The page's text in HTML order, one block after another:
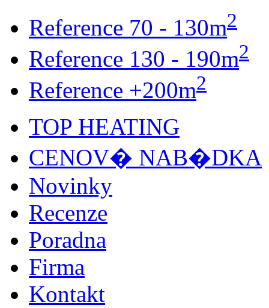
Reference 70 - 130m2
Reference 130 - 190m2
Reference +200m2
TOP HEATING
CENOV� NAB�DKA
Novinky
Recenze
Poradna
Firma
Kontakt